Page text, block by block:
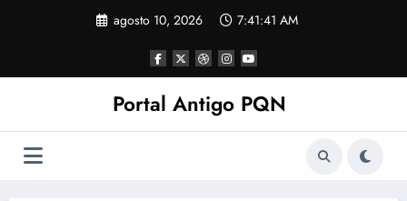
agosto 10, 2026 7:41:42 AM
Portal Antigo PQN